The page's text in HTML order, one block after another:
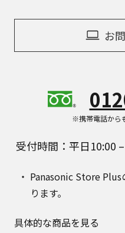
お
※携帯電話から
受付時間：平日10:00
Panasonic Store
ります。
具体的な商品を見る